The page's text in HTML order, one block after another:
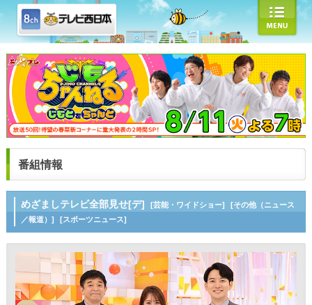
番組情報
めざましテレビ全部見せ[デ] [芸能・ワイドショー]
[その他（ニュース
／報道）]
[スポーツニュース]